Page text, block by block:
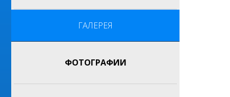
ГАЛЕРЕЯ
ФОТОГРАФИИ